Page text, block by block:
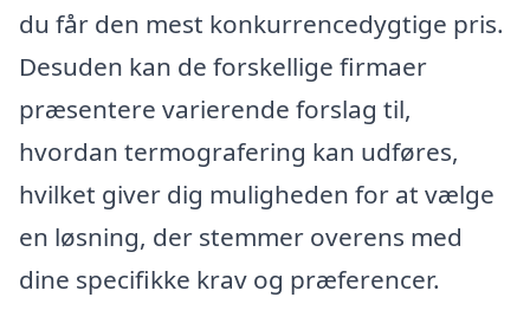
du får den mest konkurrencedygtige pris.
Desuden kan de forskellige firmaer
præsentere varierende forslag til,
hvordan termografering kan udføres,
hvilket giver dig muligheden for at vælge
en løsning, der stemmer overens med
dine specifikke krav og præferencer.